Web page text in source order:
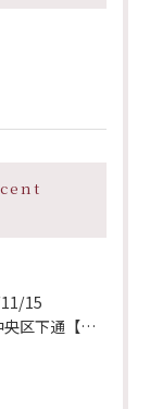
15
熊本市中央区下通【炭焼猿一】今月のおすすめ‼